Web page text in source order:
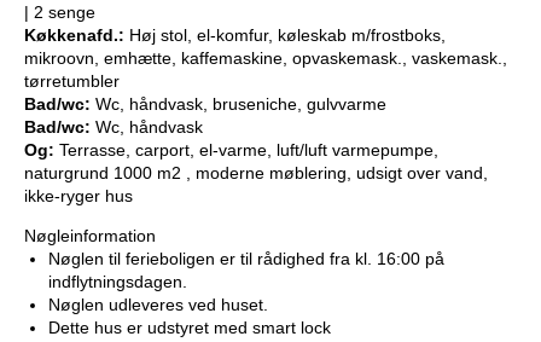
| 2 senge
Køkkenafd.: Høj stol, el-komfur, køleskab m/frostboks,
mikroovn, emhætte, kaffemaskine, opvaskemask., vaskemask.,
tørretumbler
Bad/wc: Wc, håndvask, bruseniche, gulvvarme
Bad/wc: Wc, håndvask
Og: Terrasse, carport, el-varme, luft/luft varmepumpe,
naturgrund 1000 m2 , moderne møblering, udsigt over vand,
ikke-ryger hus
Nøgleinformation
Nøglen til ferieboligen er til rådighed fra kl. 16:00 på
indflytningsdagen.
Nøglen udleveres ved huset.
Dette hus er udstyret med smart lock